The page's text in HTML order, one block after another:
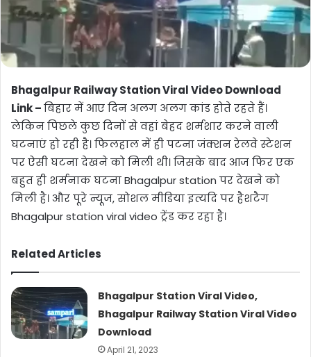
Bhagalpur Railway Station Viral Video Download
Link –बिहार में आए दिन अलग अलग कांड होते रहते हैं।
लेकिन पिछले कुछ दिनों से वहां बेहद शर्मशार करने वाली
घटनाएं हो रही है। फिलहाल में ही पटना जंक्शन रेलवे स्टेशन
पर ऐसी घटना देखने को मिली थी। जिसके बाद आज फिर एक
बहुत ही शर्मनाक घटना Bhagalpur station पर देखने को
मिली है। और पूरे न्यूज, सोशल मीडिया इत्यदि पर हैशटैग
Bhagalpur station viral video ट्रेंड कर रहा है।
Related Articles
Bhagalpur Station Viral Video,
Bhagalpur Railway Station Viral Video
Download
April 21, 2023